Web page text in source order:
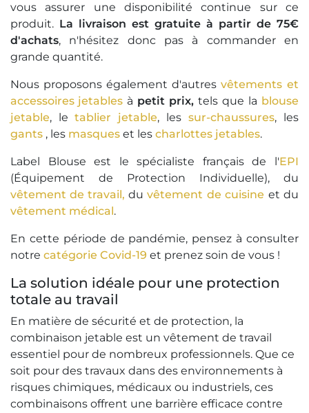
vous assurer une disponibilité continue sur ce
produit. La livraison est gratuite à partir de 75€
d'achats, n'hésitez donc pas à commander en
grande quantité.
Nous proposons également d'autres vêtements et
accessoires jetables à petit prix, tels que la blouse
jetable, le tablier jetable, les sur-chaussures, les
gants , les masques et les charlottes jetables.
Label Blouse est le spécialiste français de l'EPI
(Équipement de Protection Individuelle), du
vêtement de travail, du vêtement de cuisine et du
vêtement médical.
En cette période de pandémie, pensez à consulter
notre catégorie Covid-19 et prenez soin de vous !
La solution idéale pour une protection
totale au travail
En matière de sécurité et de protection, la
combinaison jetable est un vêtement de travail
essentiel pour de nombreux professionnels. Que ce
soit pour des travaux dans des environnements à
risques chimiques, médicaux ou industriels, ces
combinaisons offrent une barrière efficace contre